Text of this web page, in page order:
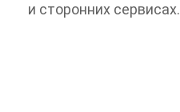
и сторонних сервисах.